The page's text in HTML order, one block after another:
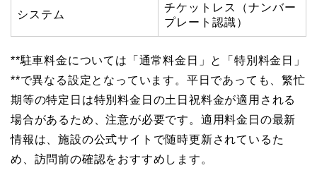
システム
チケットレス（ナンバー
プレート認識）
**駐車料金については「通常料金日」と「特別料金日」
**で異なる設定となっています。平日であっても、繁忙
期等の特定日は特別料金日の土日祝料金が適用される
場合があるため、注意が必要です。適用料金日の最新
情報は、施設の公式サイトで随時更新されているた
め、訪問前の確認をおすすめします。